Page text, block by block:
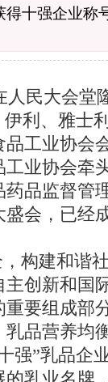
十强企业称
民大会堂
利、雅士
工业协会
业协会牵
品监督管
会，已经
构建和谐
创新和国
要组成部
品营养均
强”乳品企